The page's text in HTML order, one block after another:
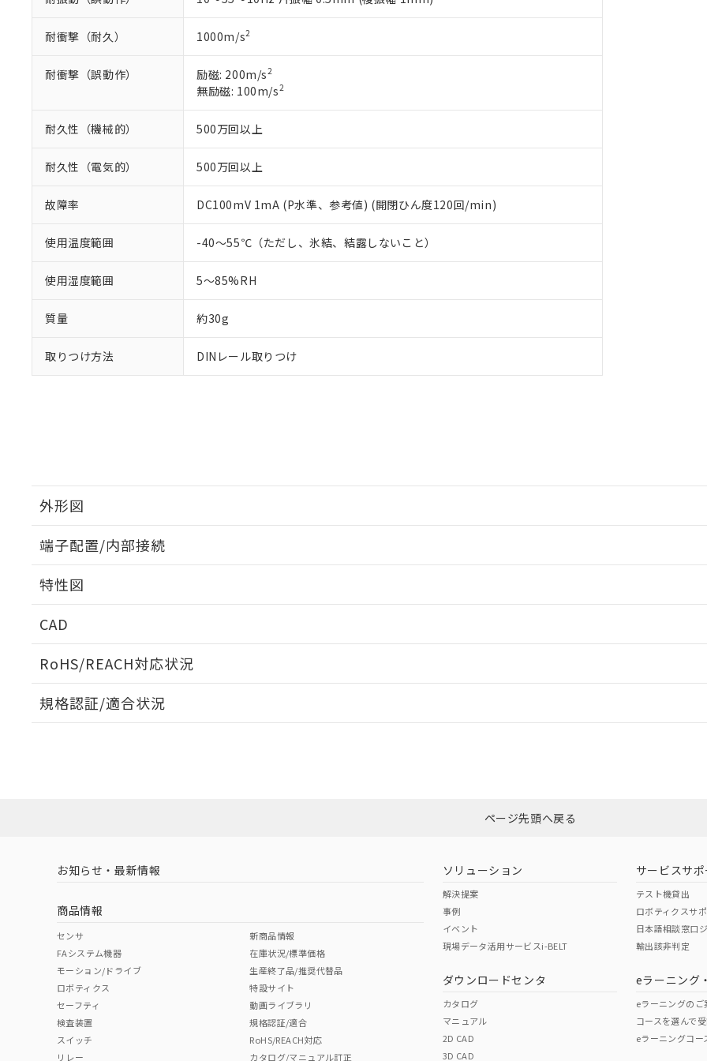
耐衝撃（耐久） 1000m/s2
耐衝撃（誤動作） 励磁: 200m/s2
無励磁: 100m/s2
耐久性（機械的） 500万回以上
耐久性（電気的） 500万回以上
故障率 DC100mV 1mA (P水準、参考値) (開閉ひん度120回/min)
使用温度範囲 -40～55℃（ただし、氷結、結露しないこと）
使用湿度範囲 5～85%RH
質量 約30g
取りつけ方法 DINレール取りつけ
外形図
端子配置/内部接続
特性図
CAD
RoHS/REACH対応状況
EU RoHS 注意事項・凡例
ダウンロードはこちら
中国 RoHS 注意事項・凡例
中国 RoHS表
Pb Hg Cr(VI)
規格認証/適合状況
（イギリス
（ノルウェー
（日本
（アメリカ
この製品の規格認証/適合
その他の認証はこちらのページからご
また、RoHS指令のフタル酸エステル類４物質の対応では、対応完了までの期間は出
混在することから備考欄に対応日を記載しておりました。
り割愛しております。
ページ先頭へ戻る
お知らせ・最新情報
商品情報
センサ
FAシステム機器
モーション/ドライブ
ロボティクス
セーフティ
検査装置
スイッチ
リレー
新商品情報
在庫状況/標準価格
生産終了品/推奨代替品
特設サイト
動画ライブラリ
規格認証/適合
RoHS/REACH対応
カタログ/マニュアル訂正
ソリューション
解決提案
事例
イベント
現場データ活用サービスi-BELT
ダウンロードセンタ
カタログ
マニュアル
2D CAD
3D CAD
サービスサポ
テスト機貸出
ロボティクスサ
日本語相談窓口
輸出該非判定
eラーニング
eラーニングのご
コースを選んで
eラーニングコー